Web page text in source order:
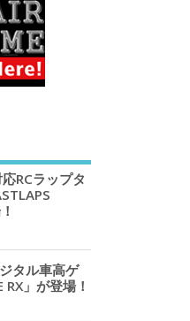
RCラップタ
タル車高ゲ
」が登場！